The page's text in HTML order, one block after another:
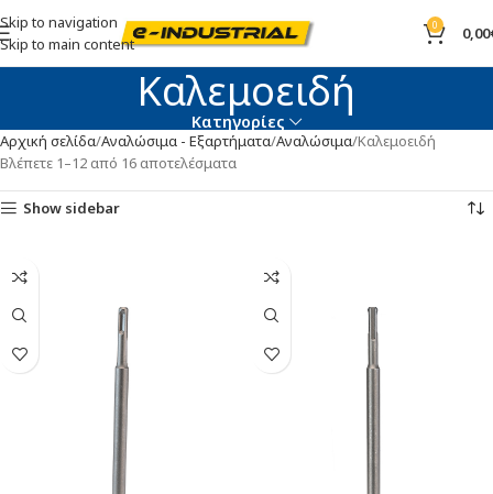
Skip to navigation
Skip to main content
0 0,00
Καλεμοειδή
Κατηγορίες
Αρχική σελίδα Αναλώσιμα - Εξαρτήματα Αναλώσιμα Καλεμοειδή
Βλέπετε 1–12 από 16 αποτελέσματα
Show sidebar